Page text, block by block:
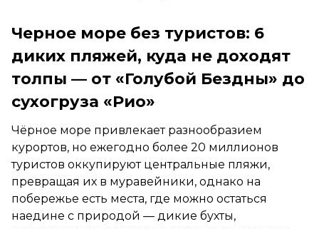
Черное море без туристов: 6
диких пляжей, куда не доходят
толпы — от «Голубой Бездны» до
сухогруза «Рио»
Чёрное море привлекает разнообразием
курортов, но ежегодно более 20 миллионов
туристов оккупируют центральные пляжи,
превращая их в муравейники, однако на
побережье есть места, где можно остаться
наедине с природой — дикие бухты,